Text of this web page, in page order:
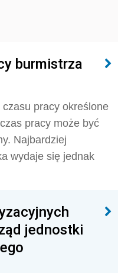
burmistrza
pracy określone
pracy może być
Najbardziej
wydaje się jednak
jednostki